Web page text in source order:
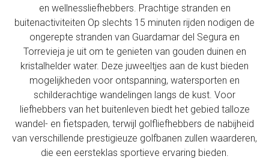
en wellnessliefhebbers. Prachtige stranden en
buitenactiviteiten Op slechts 15 minuten rijden nodigen de
ongerepte stranden van Guardamar del Segura en
Torrevieja je uit om te genieten van gouden duinen en
kristalhelder water. Deze juweeltjes aan de kust bieden
mogelijkheden voor ontspanning, watersporten en
schilderachtige wandelingen langs de kust. Voor
liefhebbers van het buitenleven biedt het gebied talloze
wandel- en fietspaden, terwijl golfliefhebbers de nabijheid
van verschillende prestigieuze golfbanen zullen waarderen,
die een eersteklas sportieve ervaring bieden.